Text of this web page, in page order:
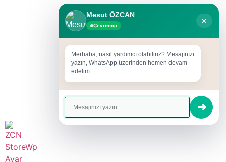
Mesut ÖZCAN
Çevrimiçi ×
Merhaba, nasıl yardımcı olabiliriz? Mesajınızı
yazın, WhatsApp üzerinden hemen devam
edelim.